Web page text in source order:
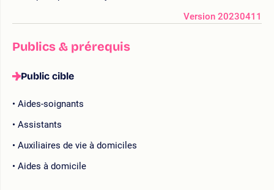
Version 20230411
Publics & prérequis
Public cible
Aides-soignants
Assistants
Auxiliaires de vie à domiciles
Aides à domicile